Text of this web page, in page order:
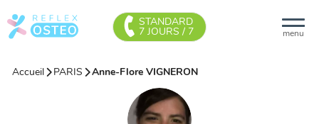
menu
STANDARD
7 JOURS / 7
Accueil PARIS Anne-Flore VIGNERON